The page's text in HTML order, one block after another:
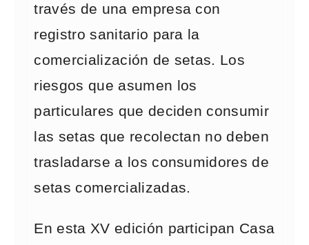
través de una empresa con
registro sanitario para la
comercialización de setas. Los
riesgos que asumen los
particulares que deciden consumir
las setas que recolectan no deben
trasladarse a los consumidores de
setas comercializadas.
En esta XV edición participan Casa